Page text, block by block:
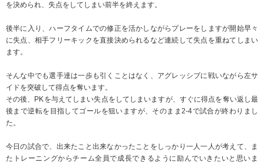
を決められ、失点をしてしまい前半を終えます。
後半に入り、ハーフタイムでの修正を活かしながらプレーをしますが開始早々
に失点、相手フリーキックを直接決められるなど連続して失点を重ねてしまい
ます。
そんな中でも選手達は一歩も引くことはなく、アグレッシブに戦いながら左サ
イドを突破して得点を奪います。
その後、PKを与えてしまい失点をしてしまいますが、すぐに得点を奪い返し最
後まで逆転を目指してゴールを狙いますが、そのまま2-4で試合が終わりまし
た。
今日の試合で、出来たこと出来なかったことをしっかり一人一人が考えて、ま
たトレーニングからチーム全員で成長できるように励んでいきたいと思いま